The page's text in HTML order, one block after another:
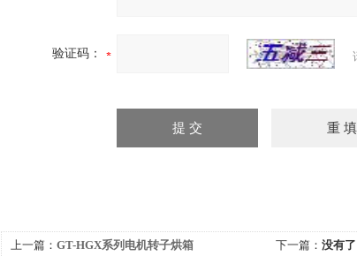
验证码：
上一篇： GT-HGX系列电机转子烘箱 下一篇： 没有了